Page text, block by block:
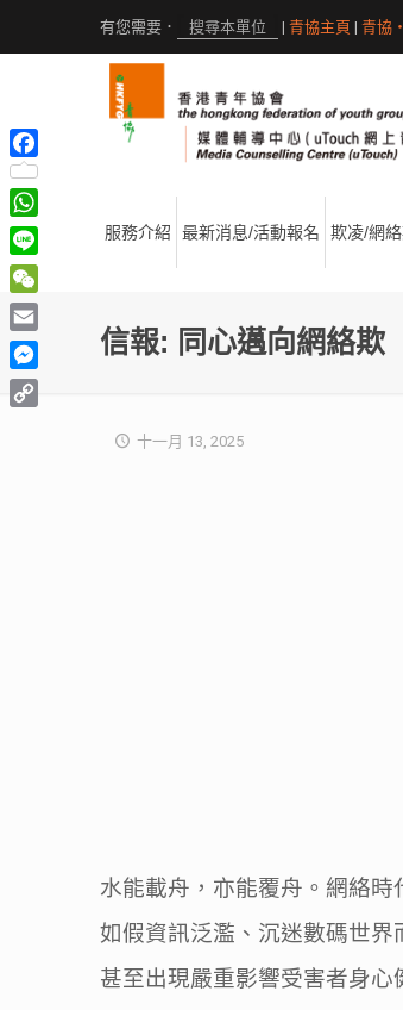
| 青協主頁 | 青協
服務介紹 最新消息/活動報名 欺凌/網
信報: 同心邁向網絡欺
十一月 13, 2025
水能載舟，亦能覆舟。網絡時
如假資訊泛濫、沉迷數碼世界
甚至出現嚴重影響受害者身
Facebook
WhatsApp
Line
WeChat
Email
Messenger